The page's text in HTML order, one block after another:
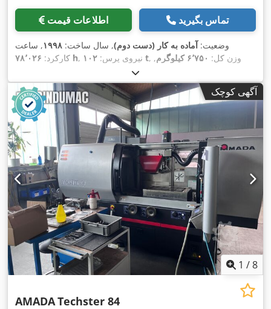
اطلاعات قیمت تماس بگیرید
وضعیت:آماده به کار (دست دوم), سال ساخت: ۱۹۹۸, ساعت
کارکرد: ۷۸٬۰۲۶ h , نیروی پرس: ۱۰۲ t , وزن کل: ۶٬۷۵۰ کیلوگرم
,
آگهی کوچک
1 /8
AMADATechster 84